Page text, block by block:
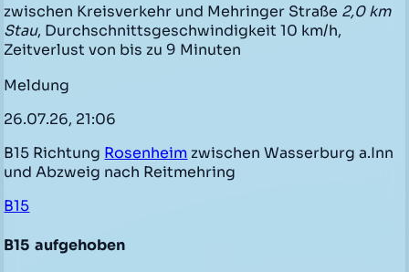
zwischen Kreisverkehr und Mehringer Straße 2,0 km
Stau, Durchschnittsgeschwindigkeit 10 km/h,
Zeitverlust von bis zu 9 Minuten
Meldung
26.07.26, 21:06
B15 Richtung Rosenheim zwischen Wasserburg a.Inn
und Abzweig nach Reitmehring
B15
B15 aufgehoben